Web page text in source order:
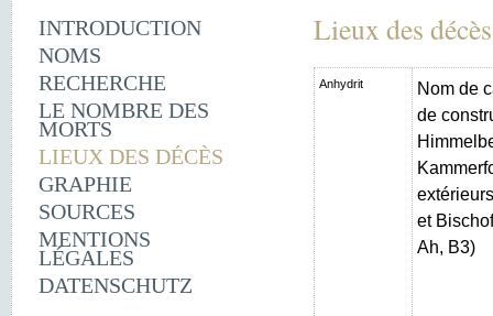
INTRODUCTION
NOMS
RECHERCHE
LE NOMBRE DES
MORTS
LIEUX DES DÉCÈS
GRAPHIE
SOURCES
MENTIONS
LÉGALES
DATENSCHUTZ
Lieux des décès
Anhydrit
Nom de
de
et
Ah, B3)